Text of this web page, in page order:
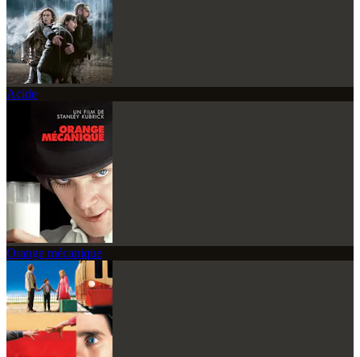
Acide
Orange mécanique